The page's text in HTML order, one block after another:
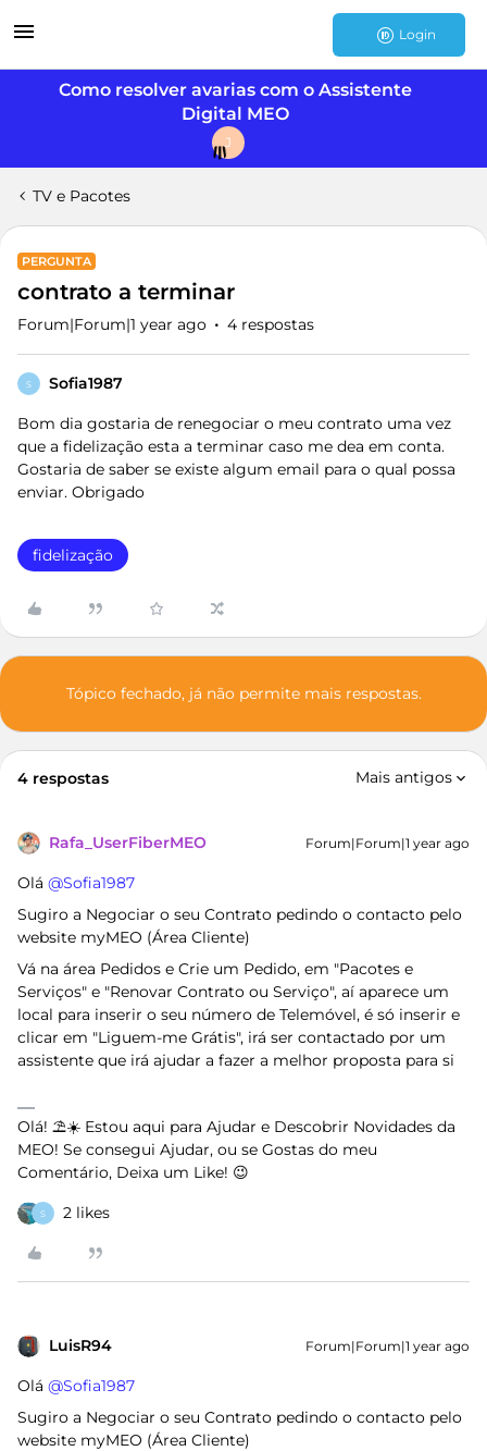
Login
Como resolver avarias com o Assistente
Digital MEO
J
TV e Pacotes
PERGUNTA
contrato a terminar
Forum|Forum|1 year ago 4 respostas
S Sofia1987
Bom dia gostaria de renegociar o meu contrato uma vez
que a fidelização esta a terminar caso me dea em conta.
Gostaria de saber se existe algum email para o qual possa
enviar. Obrigado
fidelização
Tópico fechado, já não permite mais respostas.
4 respostas Mais antigos
Rafa_UserFiberMEO Forum|Forum|1 year ago
Olá ​ @Sofia1987
Sugiro a Negociar o seu Contrato pedindo o contacto pelo
website myMEO (Área Cliente)
Vá na área Pedidos e Crie um Pedido, em "Pacotes e
Serviços" e "Renovar Contrato ou Serviço", aí aparece um
local para inserir o seu número de Telemóvel, é só inserir e
clicar em "Liguem-me Grátis", irá ser contactado por um
assistente que irá ajudar a fazer a melhor proposta para si
Olá! ⛱️☀️ Estou aqui para Ajudar e Descobrir Novidades da
MEO! Se consegui Ajudar, ou se Gostas do meu
Comentário, Deixa um Like! 😉
S 2 likes
LuisR94 Forum|Forum|1 year ago
Olá ​ @Sofia1987
Sugiro a Negociar o seu Contrato pedindo o contacto pelo
website myMEO (Área Cliente)